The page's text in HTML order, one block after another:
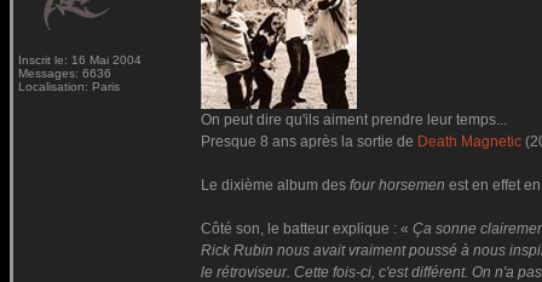
Inscrit le: 16 Mai 2004
Messages: 6636
Localisation: Paris
On peut dire qu'ils aiment prendre leur temps...
Presque 8 ans après la sortie de Death Magnetic
Le dixième album des four horsemen est en effet
Côté son, le batteur explique : « Ça sonne
Rick Rubin nous avait vraiment poussé à nous
le rétroviseur. Cette fois-ci, c'est différent. On n'a